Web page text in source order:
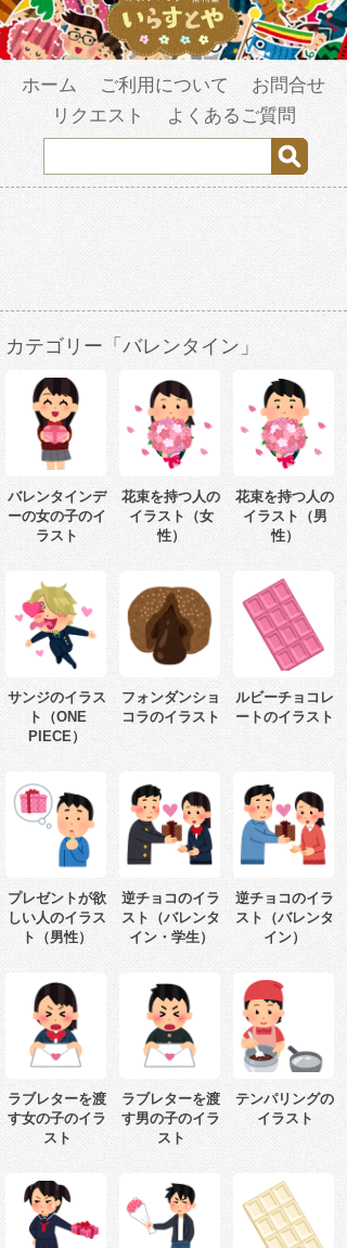
ホーム ご利用について
お問合せ
リクエスト
よくあるご質問
カテゴリー「バレンタイン」
バレンタインデ
ーの女の子のイ
ラスト
花束を持つ人の
イラスト（女
性）
花束を持つ人の
イラスト（男
性）
サンジのイラス
ト（ONE
PIECE）
フォンダンショ
コラのイラスト
ルビーチョコレ
ートのイラスト
プレゼントが欲
しい人のイラス
ト（男性）
逆チョコのイラ
スト（バレンタ
イン・学生）
逆チョコのイラ
スト（バレンタ
イン）
ラブレターを渡
す女の子のイラ
スト
ラブレターを渡
す男の子のイラ
スト
テンパリングの
イラスト